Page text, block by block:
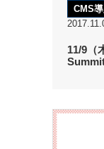
CMS
11/9（